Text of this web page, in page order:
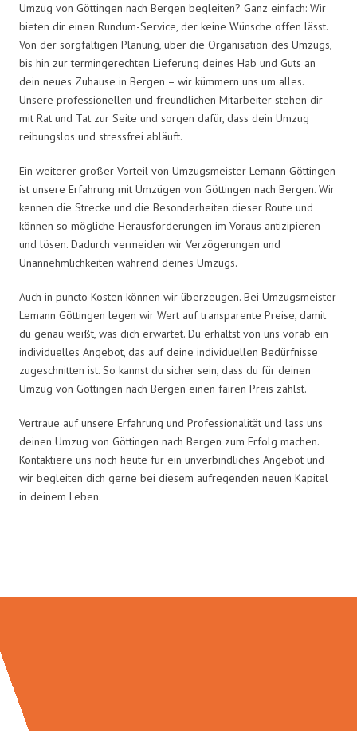
Umzug von Göttingen nach Bergen begleiten? Ganz einfach: Wir
bieten dir einen Rundum-Service, der keine Wünsche offen lässt.
Von der sorgfältigen Planung, über die Organisation des Umzugs,
bis hin zur termingerechten Lieferung deines Hab und Guts an
dein neues Zuhause in Bergen – wir kümmern uns um alles.
Unsere professionellen und freundlichen Mitarbeiter stehen dir
mit Rat und Tat zur Seite und sorgen dafür, dass dein Umzug
reibungslos und stressfrei abläuft.
Ein weiterer großer Vorteil von Umzugsmeister Lemann Göttingen
ist unsere Erfahrung mit Umzügen von Göttingen nach Bergen. Wir
kennen die Strecke und die Besonderheiten dieser Route und
können so mögliche Herausforderungen im Voraus antizipieren
und lösen. Dadurch vermeiden wir Verzögerungen und
Unannehmlichkeiten während deines Umzugs.
Auch in puncto Kosten können wir überzeugen. Bei Umzugsmeister
Lemann Göttingen legen wir Wert auf transparente Preise, damit
du genau weißt, was dich erwartet. Du erhältst von uns vorab ein
individuelles Angebot, das auf deine individuellen Bedürfnisse
zugeschnitten ist. So kannst du sicher sein, dass du für deinen
Umzug von Göttingen nach Bergen einen fairen Preis zahlst.
Vertraue auf unsere Erfahrung und Professionalität und lass uns
deinen Umzug von Göttingen nach Bergen zum Erfolg machen.
Kontaktiere uns noch heute für ein unverbindliches Angebot und
wir begleiten dich gerne bei diesem aufregenden neuen Kapitel
in deinem Leben.